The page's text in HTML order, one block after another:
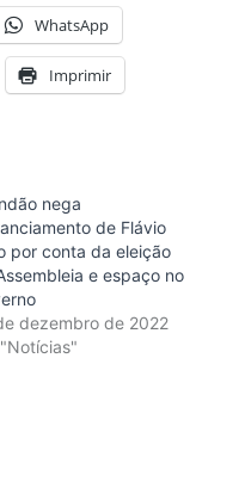
WhatsApp
Imprimir
nega
de Flávio
por conta da eleição
e espaço no
dezembro de 2022